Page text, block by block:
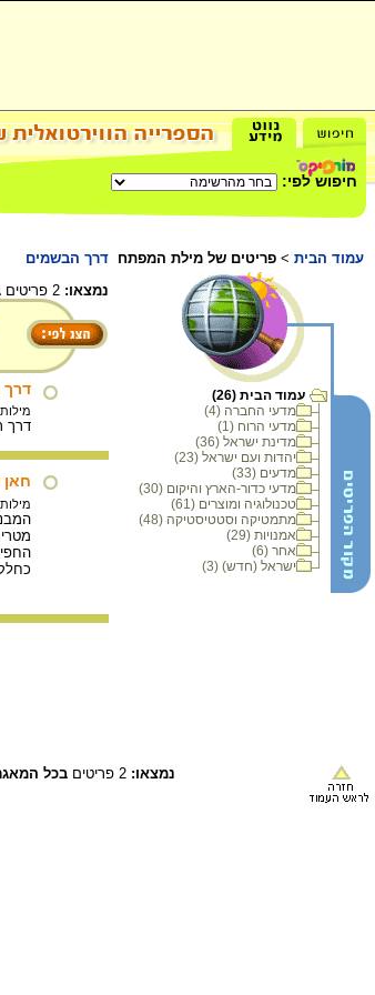
חיפוש לפי:
עמוד הבית > פריטים של מילת המפתח דרך הבשמים
עמוד הבית (26)
מדעי החברה (4)
מדעי הרוח (1)
מדינת ישראל (36)
יהדות ועם ישראל (23)
מדעים (33)
מדעי כדור-הארץ והיקום (30)
טכנולוגיה ומוצרים (61)
מתמטיקה וסטטיסטיקה (48)
אמנויות (29)
אחר (6)
ישראל (חדש) (3)
נמצאו:
דרך
חאן
נמצאו: בכל